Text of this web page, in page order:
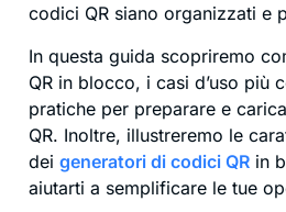
codici QR siano organizzati e
In questa guida scopriremo
QR in blocco, i casi d’uso più
pratiche per preparare e
QR. Inoltre, illustreremo le
dei generatori di codici QR in
aiutarti a semplificare le tue